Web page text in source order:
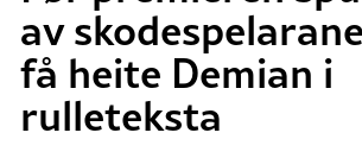
av
få heite Demian i
rulleteksta